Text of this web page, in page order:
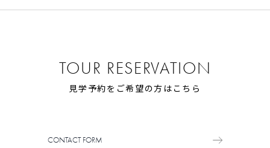
TOUR RESERVATION
見学予約をご希望の方はこちら
CONTACT FORM